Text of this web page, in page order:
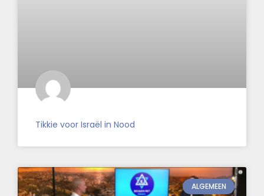
Tikkie voor Israël in Nood
ALGEMEEN